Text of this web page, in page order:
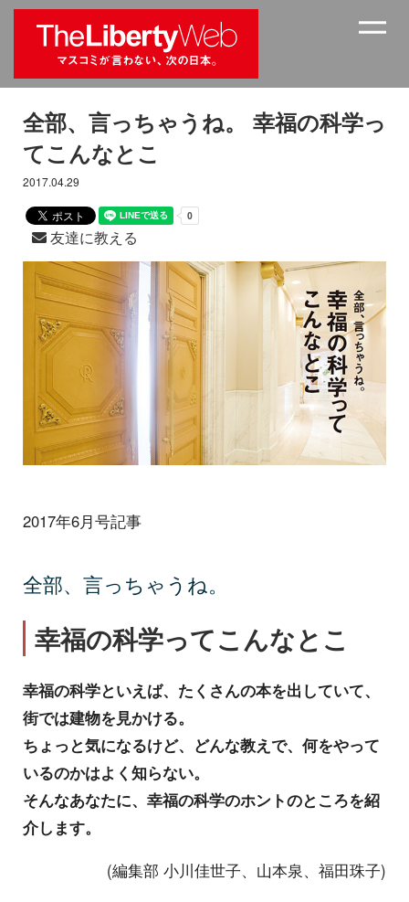
全部、言っちゃうね。 幸福の科学っ
てこんなとこ
2017.04.29
友達に教える
2017年6月号記事
全部、言っちゃうね。
幸福の科学ってこんなとこ
幸福の科学といえば、たくさんの本を出していて、
街では建物を見かける。
ちょっと気になるけど、どんな教えで、何をやって
いるのかはよく知らない。
そんなあなたに、幸福の科学のホントのところを紹
介します。
(編集部 小川佳世子、山本泉、福田珠子)